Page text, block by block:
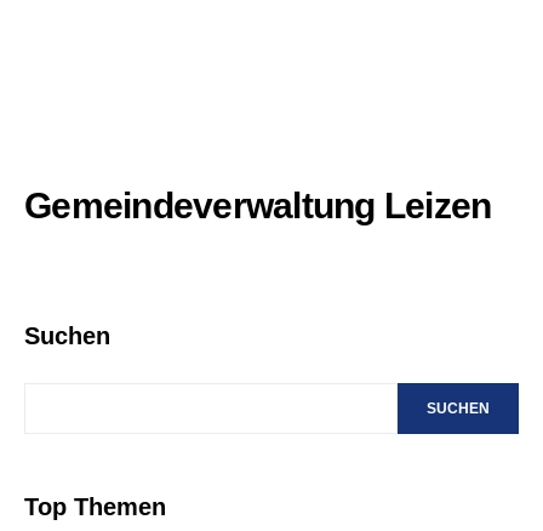
Gemeindeverwaltung Leizen
Suchen
SUCHEN
Top Themen